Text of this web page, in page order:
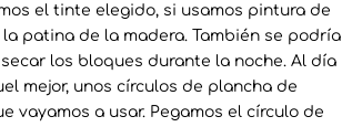
el tinte elegido, si usamos pintura de
patina de la madera. También se podría
los bloques durante la noche. Al día
mejor, unos círculos de plancha de
vayamos a usar. Pegamos el círculo de